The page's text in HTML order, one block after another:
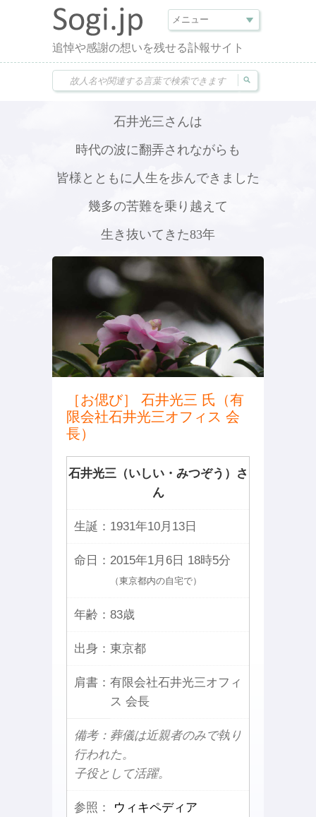
追悼や感謝の想いを残せる訃報サイト
石井光三さんは
時代の波に翻弄されながらも
皆様とともに人生を歩んできました
幾多の苦難を乗り越えて
生き抜いてきた83年
［お偲び］ 石井光三 氏（有
限会社石井光三オフィス 会
長）
石井光三（いしい・みつぞう）さ
ん
生誕： 1931年10月13日
命日： 2015年1月6日 18時5分
（東京都内の自宅で）
年齢： 83歳
出身： 東京都
肩書： 有限会社石井光三オフィ
ス 会長
備考：葬儀は近親者のみで執り
行われた。
子役として活躍。
参照：
ウィキペディア